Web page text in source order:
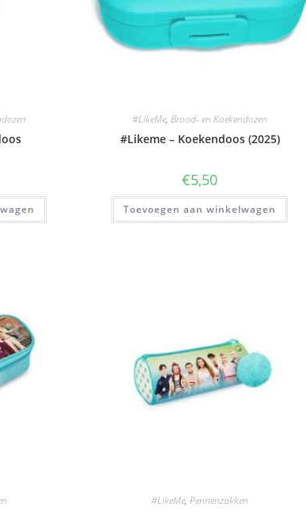
#LikeMe, Brood- en Koekendozen
#Likeme – Koekendoos (2025)
€5,50
Toevoegen aan winkelwagen
#LikeMe, Pennenzakken